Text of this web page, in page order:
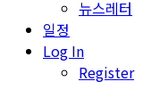
뉴스레터
일정
Log In
Register